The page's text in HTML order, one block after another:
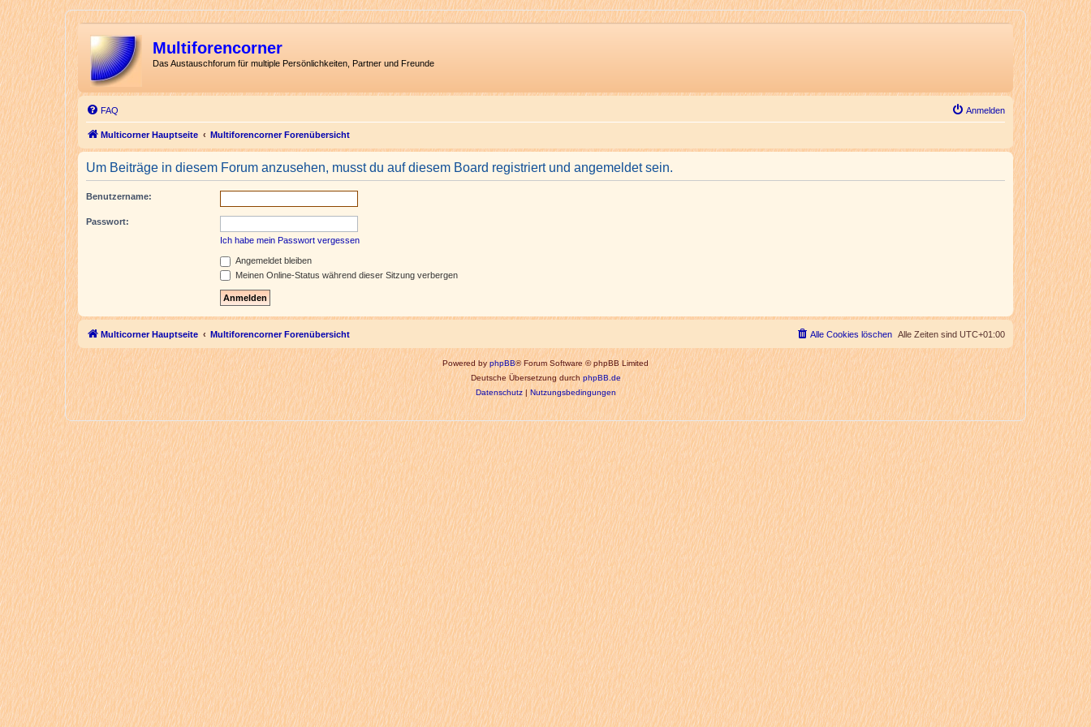
Multiforencorner
Das Austauschforum für multiple Persönlichkeiten, Partner und Freunde
FAQ Anmelden
Multicorner Hauptseite Multiforencorner Forenübersicht
Um Beiträge in diesem Forum anzusehen, musst du auf diesem Board registriert und angemeldet sein.
Benutzername:
Passwort:
Ich habe mein Passwort vergessen
Angemeldet bleiben
Meinen Online-Status während dieser Sitzung verbergen
Multicorner Hauptseite Multiforencorner Forenübersicht Alle Zeiten sind UTC+01:00
Alle Cookies löschen
Powered byphpBB® Forum Software © phpBB Limited
Deutsche Übersetzung durchphpBB.de
Datenschutz|Nutzungsbedingungen